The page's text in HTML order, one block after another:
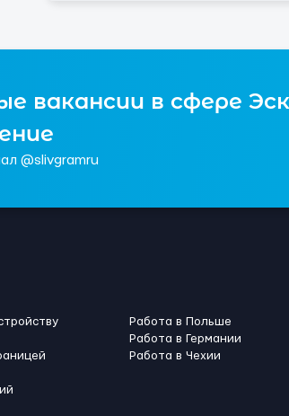
вакансии в сфере
@slivgramru
Работа в Польше
Работа в Германии
Работа в Чехии